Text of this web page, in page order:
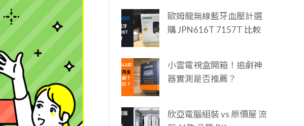
歐姆龍無線藍牙血壓計選
購 JPN616T 7157T 比較
小雲電視盒開箱！追劇神
器實測是否推薦？
欣亞電腦組裝 vs 原價屋 流